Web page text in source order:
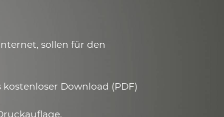
sollen für den
Download (PDF)